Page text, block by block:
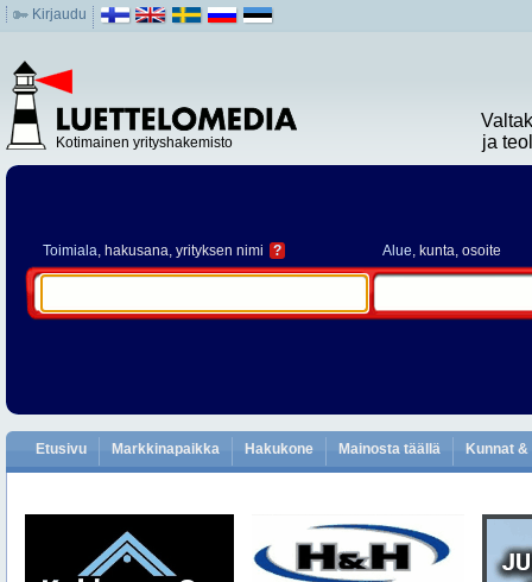
Kirjaudu
Kotimainen yrityshakemisto
ja
Toimiala, hakusana, yrityksen nimi ? Alue, kunta, osoite
Etusivu Markkinapaikka Hakukone Mainosta täällä Kunnat